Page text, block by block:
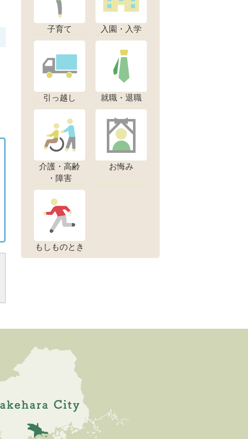
子育て 入園・入学
引っ越し 就職・退職
介護・高齢
・障害
お悔み
もしものとき